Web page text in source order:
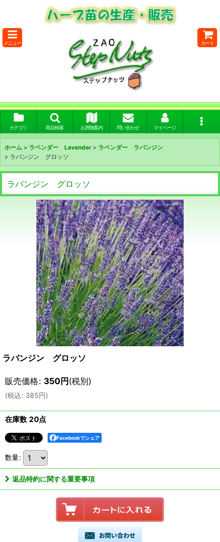
メニュー カート
カテゴリ 商品検索 お買物案内 問い合わせ マイページ
ホーム > ラベンダー Lavender > ラベンダー ラバンジン
> ラバンジン グロッソ
ラバンジン グロッソ
ラバンジン グロッソ
販売価格: 350円(税別)
(税込: 385円)
在庫数 20点
Facebookでシェア
数量:
返品特約に関する重要事項